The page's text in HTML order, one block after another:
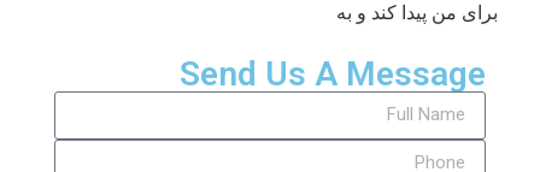
برای من پیدا کند و به
Send Us A Message